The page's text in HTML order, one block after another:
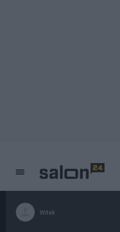
Witek